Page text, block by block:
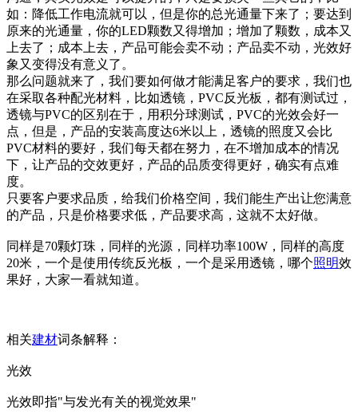
如：降低工作电流就可以，但是你的总光通量下来了；要达到
原来的光通量，你的LED颗数又得增加；增加了颗数，成本又
上去了；成本上去，产品可能会卖不动；产品卖不动，光效好
象又变得没有意义了。
那么问题就来了，我们要如何做才能满足客户的要求，我们也
在采取各种配光材料，比如透镜，PVC反光板，都有测试过，
透镜与PVC的区别在于，用积分球测试，PVC的光效会好一
点，但是，产品的安装高度达6米以上，透镜的照度又会比
PVC材料的要好，我们每天都在努力，在不增加成本的情况
下，让产品的交效更好，产品的品质变得更好，确实有点难
度。
只要客户要求品质，给我们价格空间，我们能生产出让您满意
的产品，只是价格要求低，产品要求高，这就不太好做。
同样是70颗灯珠，同样的光源，同样功率100W，同样的高度
20米，一个是使用传统反光板，一个是采用透镜，哪个照明效
果好，大家一看就知道。
相关建材词条解释：
光效
光效即指"与发光有关的视觉效果"